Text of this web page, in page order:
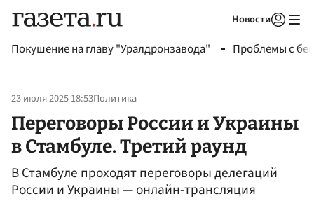
Новости
Покушение на главу "Уралдронзавода" Проблемы с
23 июля 2025 18:53Политика
Переговоры России и Украины
в Стамбуле. Третий раунд
В Стамбуле проходят переговоры делегаций
России и Украины — онлайн-трансляция